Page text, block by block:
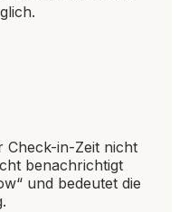
Check-in-Zeit nicht
benachrichtigt
und bedeutet die